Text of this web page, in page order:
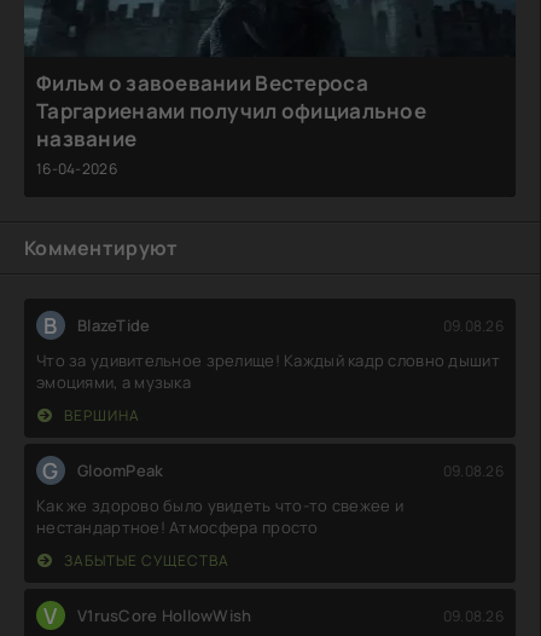
Фильм о завоевании Вестероса
Таргариенами получил официальное
название
16-04-2026
Комментируют
B BlazeTide 09.08.26
Что за удивительное зрелище! Каждый кадр словно дышит
эмоциями, а музыка
ВЕРШИНА
G GloomPeak 09.08.26
Как же здорово было увидеть что-то свежее и
нестандартное! Атмосфера просто
ЗАБЫТЫЕ СУЩЕСТВА
V V1rusCore HollowWish 09.08.26